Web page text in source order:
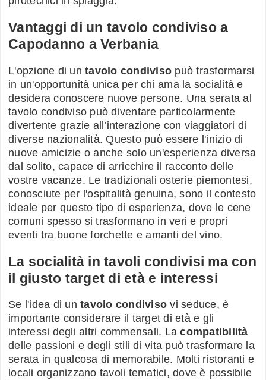
Vantaggi di un tavolo condiviso a
Capodanno a Verbania
L'opzione di un tavolo condiviso può trasformarsi
in un'opportunità unica per chi ama la socialità e
desidera conoscere nuove persone. Una serata al
tavolo condiviso può diventare particolarmente
divertente grazie all’interazione con viaggiatori di
diverse nazionalità. Questo può essere l'inizio di
nuove amicizie o anche solo un'esperienza diversa
dal solito, capace di arricchire il racconto delle
vostre vacanze. Le tradizionali osterie piemontesi,
conosciute per l'ospitalità genuina, sono il contesto
ideale per questo tipo di esperienza, dove le cene
comuni spesso si trasformano in veri e propri
eventi tra buone forchette e amanti del vino.
La socialità in tavoli condivisi ma con
il giusto target di età e interessi
Se l'idea di un tavolo condiviso vi seduce, è
importante considerare il target di età e gli
interessi degli altri commensali. Lacompatibilità
delle passioni e degli stili di vita può trasformare la
serata in qualcosa di memorabile. Molti ristoranti e
locali organizzano tavoli tematici, dove è possibile